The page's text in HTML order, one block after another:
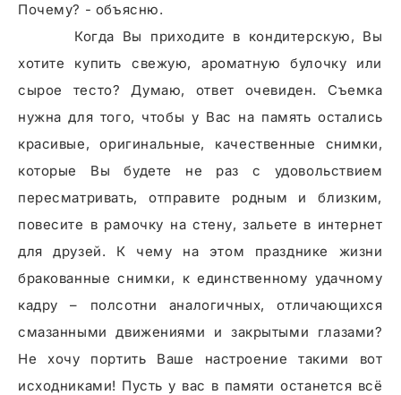
Почему? - объясню.
Когда Вы приходите в кондитерскую, Вы
хотите купить свежую, ароматную булочку или
сырое тесто? Думаю, ответ очевиден. Съемка
нужна для того, чтобы у Вас на память остались
красивые, оригинальные, качественные снимки,
которые Вы будете не раз с удовольствием
пересматривать, отправите родным и близким,
повесите в рамочку на стену, зальете в интернет
для друзей. К чему на этом празднике жизни
бракованные снимки, к единственному удачному
кадру – полсотни аналогичных, отличающихся
смазанными движениями и закрытыми глазами?
Не хочу портить Ваше настроение такими вот
исходниками! Пусть у вас в памяти останется всё